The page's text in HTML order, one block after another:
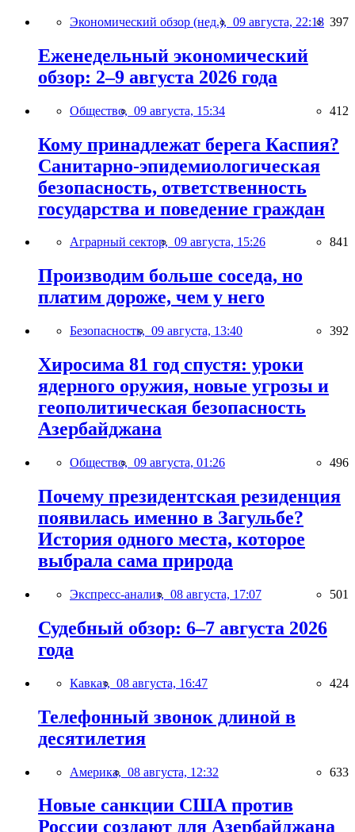
Экономический обзор (нед.), 09 августа, 22:18 397
Еженедельный экономический
обзор: 2–9 августа 2026 года
Общество, 09 августа, 15:34 412
Кому принадлежат берега Каспия?
Санитарно-эпидемиологическая
безопасность, ответственность
государства и поведение граждан
Аграрный сектор, 09 августа, 15:26 841
Производим больше соседа, но
платим дороже, чем у него
Безопасность, 09 августа, 13:40 392
Хиросима 81 год спустя: уроки
ядерного оружия, новые угрозы и
геополитическая безопасность
Азербайджана
Общество, 09 августа, 01:26 496
Почему президентская резиденция
появилась именно в Загульбе?
История одного места, которое
выбрала сама природа
Экспресс-анализ, 08 августа, 17:07 501
Судебный обзор: 6–7 августа 2026
года
Кавказ, 08 августа, 16:47 424
Телефонный звонок длиной в
десятилетия
Америка, 08 августа, 12:32 633
Новые санкции США против
России создают для Азербайджана